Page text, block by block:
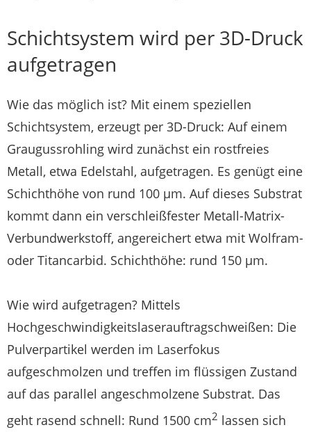
Schichtsystem wird per 3D-Druck
aufgetragen
Wie das möglich ist? Mit einem speziellen
Schichtsystem, erzeugt per 3D-Druck: Auf einem
Graugussrohling wird zunächst ein rostfreies
Metall, etwa Edelstahl, aufgetragen. Es genügt eine
Schichthöhe von rund 100 µm. Auf dieses Substrat
kommt dann ein verschleißfester Metall-Matrix-
Verbundwerkstoff, angereichert etwa mit Wolfram-
oder Titancarbid. Schichthöhe: rund 150 µm.
Wie wird aufgetragen? Mittels
Hochgeschwindigkeitslaserauftragschweißen: Die
Pulverpartikel werden im Laserfokus
aufgeschmolzen und treffen im flüssigen Zustand
auf das parallel angeschmolzene Substrat. Das
geht rasend schnell: Rund 1500 cm2 lassen sich